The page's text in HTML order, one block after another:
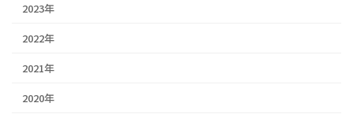
2023年
2022年
2021年
2020年